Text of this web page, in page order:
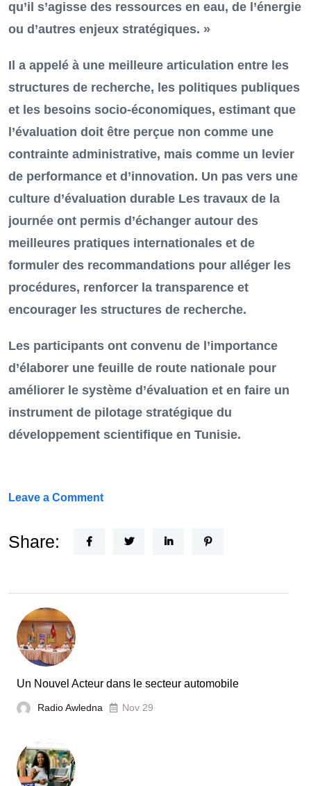
qu’il s’agisse des ressources en eau, de l’énergie
ou d’autres enjeux stratégiques. »
Il a appelé à une meilleure articulation entre les
structures de recherche, les politiques publiques
et les besoins socio-économiques, estimant que
l’évaluation doit être perçue non comme une
contrainte administrative, mais comme un levier
de performance et d’innovation. Un pas vers une
culture d’évaluation durable Les travaux de la
journée ont permis d’échanger autour des
meilleures pratiques internationales et de
formuler des recommandations pour alléger les
procédures, renforcer la transparence et
encourager les structures de recherche.
Les participants ont convenu de l’importance
d’élaborer une feuille de route nationale pour
améliorer le système d’évaluation et en faire un
instrument de pilotage stratégique du
développement scientifique en Tunisie.
Leave a Commenton
Horizon
la
France
Share:
Un Nouvel Acteur dans le secteur automobile
Radio Awledna Nov 29